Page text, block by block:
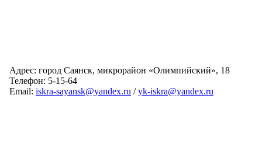
Адрес: город Саянск, микрорайон «Олимпийский», 18
Телефон: 5-15-64
Email: iskra-sayansk@yandex.ru /yk-iskra@yandex.ru